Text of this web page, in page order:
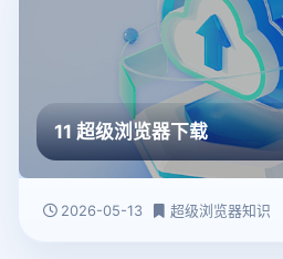
11 超级浏览器下载
2026-05-13 超级浏览器知识